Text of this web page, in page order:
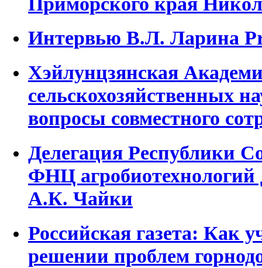
Интервью В.Л. Ларина
Хэйлунцзянская
сельскохозяйственных
вопросы совместного
Делегация Республики
ФНЦ агробиотехнологий
А.К. Чайки
Российская газета: Как
решении проблем